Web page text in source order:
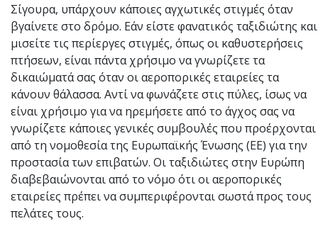
Σίγουρα, υπάρχουν κάποιες αγχωτικές στιγμές όταν
βγαίνετε στο δρόμο. Εάν είστε φανατικός ταξιδιώτης και
μισείτε τις περίεργες στιγμές, όπως οι καθυστερήσεις
πτήσεων, είναι πάντα χρήσιμο να γνωρίζετε τα
δικαιώματά σας όταν οι αεροπορικές εταιρείες τα
κάνουν θάλασσα. Αντί να φωνάζετε στις πύλες, ίσως να
είναι χρήσιμο για να ηρεμήσετε από το άγχος σας να
γνωρίζετε κάποιες γενικές συμβουλές που προέρχονται
από τη νομοθεσία της Ευρωπαϊκής Ένωσης (ΕΕ) για την
προστασία των επιβατών. Οι ταξιδιώτες στην Ευρώπη
διαβεβαιώνονται από το νόμο ότι οι αεροπορικές
εταιρείες πρέπει να συμπεριφέρονται σωστά προς τους
πελάτες τους.